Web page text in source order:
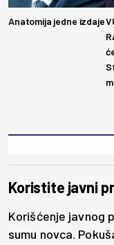
Anatomija jedne izdaje
Koristite javni
Korišćenje javnog
sumu novca.